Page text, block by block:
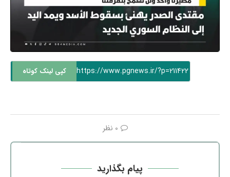
https://www.pgnews.ir/?p=211422 کپی لینک کوتاه
0 نظر
پیام بگذارید